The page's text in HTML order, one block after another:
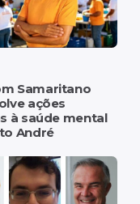
Samaritano
ações
à saúde mental
André